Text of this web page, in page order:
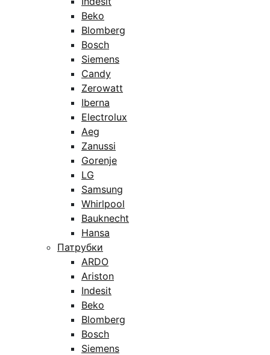
Beko
Blomberg
Bosch
Siemens
Candy
Zerowatt
Iberna
Electrolux
Aeg
Zanussi
Gorenje
LG
Samsung
Whirlpool
Bauknecht
Hansa
Патрубки
ARDO
Ariston
Indesit
Beko
Blomberg
Bosch
Siemens